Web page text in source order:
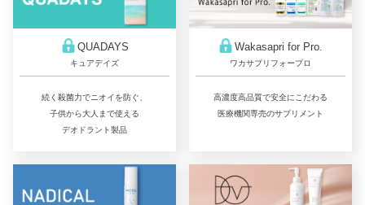
QUADAYS
キュアデイズ
続く殺菌力でニオイを防ぐ、
子供から大人まで使える
デオドラント製品
Wakasapri for Pro.
ワカサプリフォープロ
高濃度高品質で安全にこだわる
医療機関専売のサプリメント